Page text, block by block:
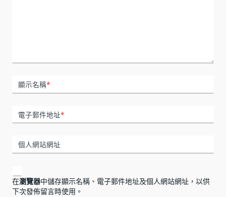
顯示名稱*
電子郵件地址*
個人網站網址
在瀏覽器中儲存顯示名稱、電子郵件地址及個人網站網址，以供
下次發佈留言時使用。